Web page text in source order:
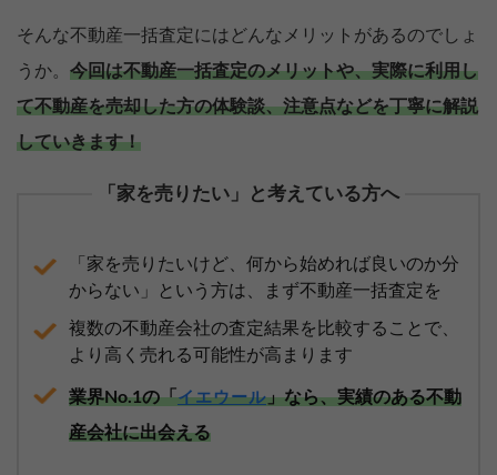
そんな不動産一括査定にはどんなメリットがあるのでしょ
うか。 今回は不動産一括査定のメリットや、実際に利用し
て不動産を売却した方の体験談、注意点などを丁寧に解説
していきます！
「家を売りたい」と考えている方へ
「家を売りたいけど、何から始めれば良いのか分
からない」という方は、まず不動産一括査定を
複数の不動産会社の査定結果を比較することで、
より高く売れる可能性が高まります
業界No.1の「イエウール」なら、実績のある不動
産会社に出会える